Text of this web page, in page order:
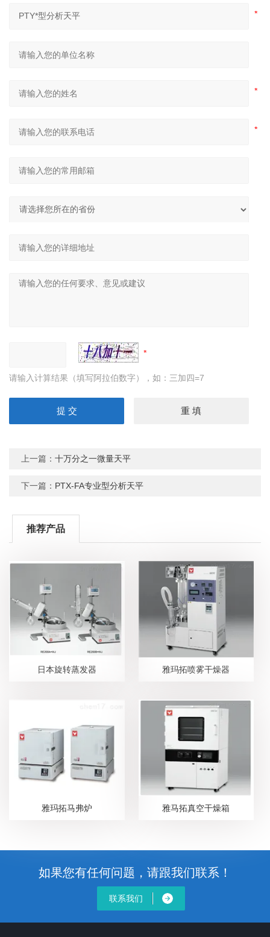
请输入计算结果（填写阿拉伯数字），如：三加四=7
上一篇：十万分之一微量天平
下一篇： PTX-FA专业型分析天平
推荐产品
日本旋转蒸发器 雅玛拓喷雾干燥器
雅玛拓马弗炉 雅马拓真空干燥箱
如果您有任何问题，请跟我们联系！
联系我们